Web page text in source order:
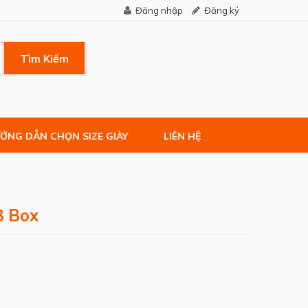
Đăng nhập Đăng ký
Tìm Kiếm
DẪN CHỌN SIZE GIÀY LIÊN HỆ
Box